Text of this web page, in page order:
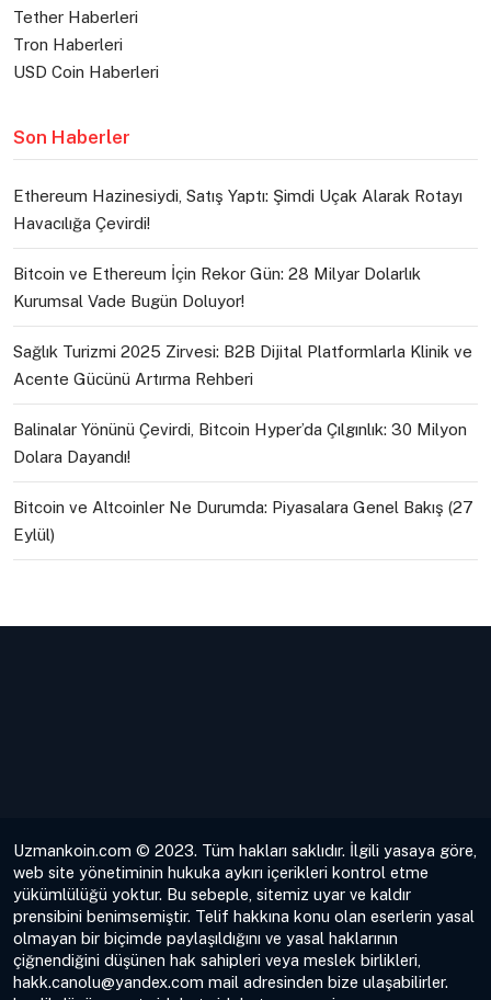
Tether Haberleri
Tron Haberleri
USD Coin Haberleri
Son Haberler
Ethereum Hazinesiydi, Satış Yaptı: Şimdi Uçak Alarak Rotayı
Havacılığa Çevirdi!
Bitcoin ve Ethereum İçin Rekor Gün: 28 Milyar Dolarlık
Kurumsal Vade Bugün Doluyor!
Sağlık Turizmi 2025 Zirvesi: B2B Dijital Platformlarla Klinik ve
Acente Gücünü Artırma Rehberi
Balinalar Yönünü Çevirdi, Bitcoin Hyper’da Çılgınlık: 30 Milyon
Dolara Dayandı!
Bitcoin ve Altcoinler Ne Durumda: Piyasalara Genel Bakış (27
Eylül)
Uzmankoin.com © 2023. Tüm hakları saklıdır. İlgili yasaya göre,
web site yönetiminin hukuka aykırı içerikleri kontrol etme
yükümlülüğü yoktur. Bu sebeple, sitemiz uyar ve kaldır
prensibini benimsemiştir. Telif hakkına konu olan eserlerin yasal
olmayan bir biçimde paylaşıldığını ve yasal haklarının
çiğnendiğini düşünen hak sahipleri veya meslek birlikleri,
hakk.canolu@yandex.com mail adresinden bize ulaşabilirler.